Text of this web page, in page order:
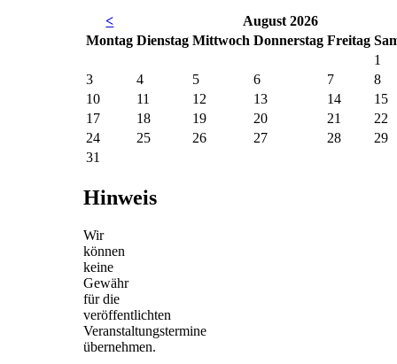
<
August 2026
Montag Dienstag Mittwoch Donnerstag Freitag Sa
1
3
4 5 6 7
8
10
11 12 13 14
15
17
18 19 20 21
22
24
25 26 27 28
29
31
Hinweis
Wir
können
keine
Gewähr
für die
veröffentlichten
Veranstaltungstermine
übernehmen.